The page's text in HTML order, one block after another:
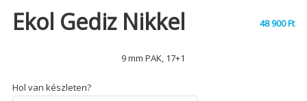
Ekol Gediz Nikkel 48 900Ft
9 mm PAK, 17+1
Hol van készleten?